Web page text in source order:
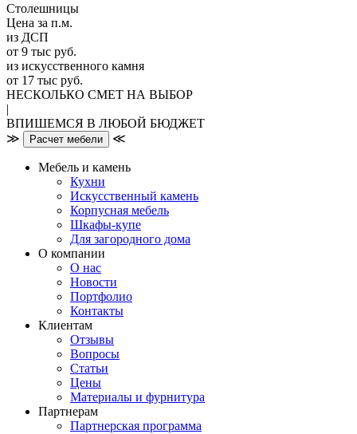
Столешницы
Цена за п.м.
из ДСП
от 9 тыс руб.
из искусственного камня
от 17 тыс руб.
НЕСКОЛЬКО СМЕТ НА ВЫБОР
|
ВПИШЕМСЯ В ЛЮБОЙ БЮДЖЕТ
≫
Расчет мебели ≪
Мебель и камень
Кухни
Искусственный камень
Корпусная мебель
Шкафы-купе
Для загородного дома
О компании
О нас
Новости
Портфолио
Контакты
Клиентам
Отзывы
Вопросы
Статьи
Цены
Материалы и фурнитура
Партнерам
Партнерская программа